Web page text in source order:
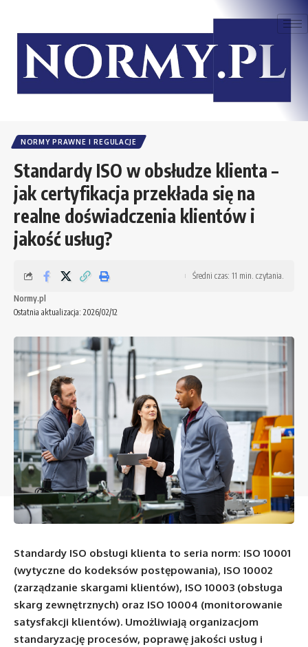
NORMY PRAWNE I REGULACJE
Standardy ISO w obsłudze klienta –
jak certyfikacja przekłada się na
realne doświadczenia klientów i
jakość usług?
Ostatnia aktualizacja: 2026/02/12
Normy.pl
Średni czas: 11 min. czytania.
Standardy ISO obsługi klienta to seria norm: ISO 10001
(wytyczne do kodeksów postępowania), ISO 10002
(zarządzanie skargami klientów), ISO 10003 (obsługa
skarg zewnętrznych) oraz ISO 10004 (monitorowanie
satysfakcji klientów). Umożliwiają organizacjom
standaryzację procesów, poprawę jakości usług i